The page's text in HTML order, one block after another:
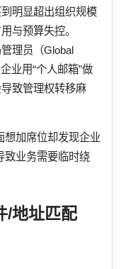
明显超出组织规模
与预算失控。
理员（Global
业用“个人邮箱”做
致管理权转移麻
想加席位却发现企业
致业务需要临时绕
/地址匹配